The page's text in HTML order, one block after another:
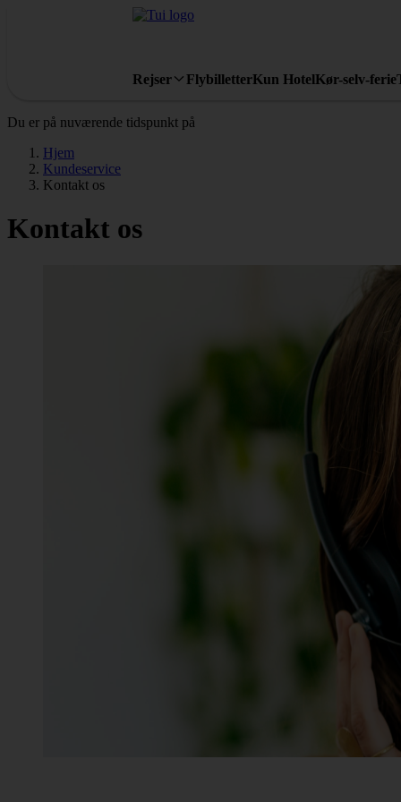
Rejser FlybilletterKun HotelKør-selv-ferie
Du er på nuværende tidspunkt på
Hjem
Kundeservice
Kontakt os
Kontakt os